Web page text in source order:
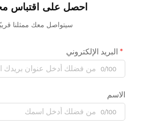
احصل على اقتباس
سيتواصل معك ممثلنا
البريد الإلكتروني
0/100
الاسم
0/100